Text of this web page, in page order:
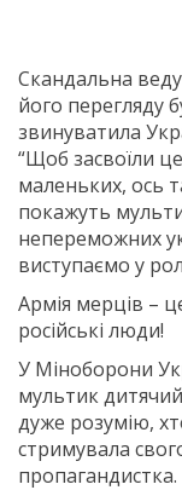
Скандальна
його перегляду
звинуватила
“Щоб засвоїли
маленьких, ось
покажуть
непереможних
виступаємо у
Армія мерців –
російські люди!
У Міноборони
мультик
дуже розумію,
стримувала
пропагандистка.